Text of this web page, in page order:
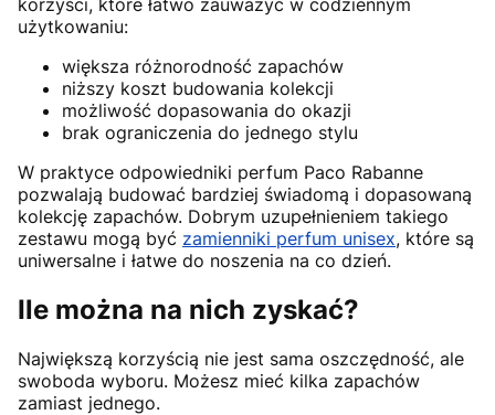
użytkowaniu:
większa różnorodność zapachów
niższy koszt budowania kolekcji
możliwość dopasowania do okazji
brak ograniczenia do jednego stylu
W praktyce odpowiedniki perfum Paco Rabanne
pozwalają budować bardziej świadomą i dopasowaną
kolekcję zapachów. Dobrym uzupełnieniem takiego
zestawu mogą być zamienniki perfum unisex, które są
uniwersalne i łatwe do noszenia na co dzień.
Ile można na nich zyskać?
Największą korzyścią nie jest sama oszczędność, ale
swoboda wyboru. Możesz mieć kilka zapachów
zamiast jednego.